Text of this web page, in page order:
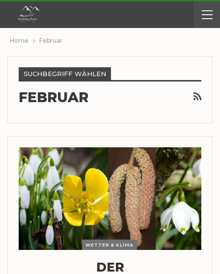
Home Februar
SUCHBEGRIFF WÄHLEN
FEBRUAR
WETTER & KLIMA
DER